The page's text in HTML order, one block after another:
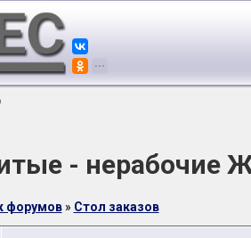
- нерабочие
форумов» Стол заказов